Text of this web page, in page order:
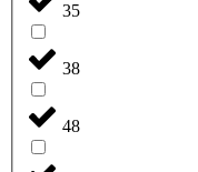
35
38
48